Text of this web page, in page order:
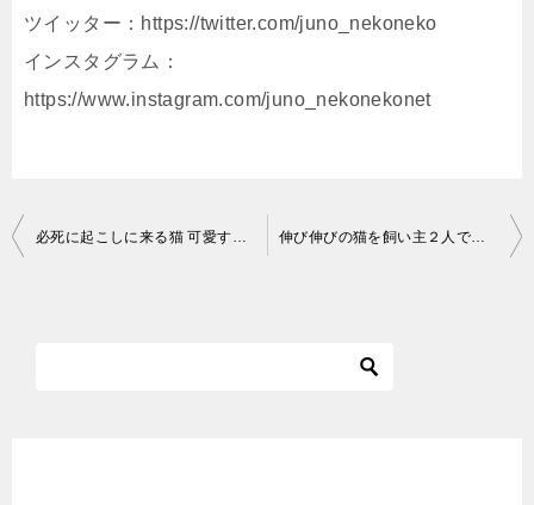
ツイッター：https://twitter.com/juno_nekoneko
インスタグラム：
https://www.instagram.com/juno_nekonekonet
投
必死に起こしに来る猫 可愛すぎるモーニングコール Kitten Cat Japanese traditional house 伸び伸びの猫を飼い主２人でもみくちゃにしてみた／視聴者さんからの贈り物／Two owners stroking a cat